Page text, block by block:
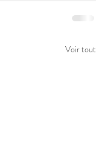
Voir tout